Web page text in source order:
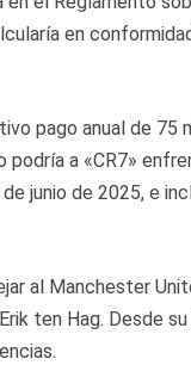
en
pago anual de 75
a «CR7»
junio de 2025, e
al Manchester
ten Hag. Desde